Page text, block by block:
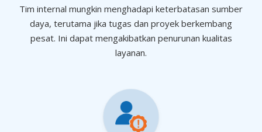
Tim internal mungkin menghadapi keterbatasan sumber
daya, terutama jika tugas dan proyek berkembang
pesat. Ini dapat mengakibatkan penurunan kualitas
layanan.